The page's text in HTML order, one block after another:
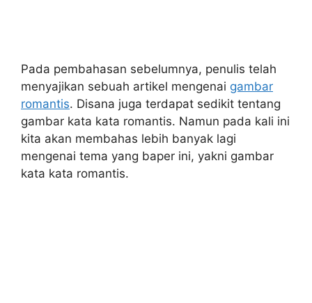
Pada pembahasan sebelumnya, penulis telah
menyajikan sebuah artikel mengenai gambar
romantis. Disana juga terdapat sedikit tentang
gambar kata kata romantis. Namun pada kali ini
kita akan membahas lebih banyak lagi
mengenai tema yang baper ini, yakni gambar
kata kata romantis.